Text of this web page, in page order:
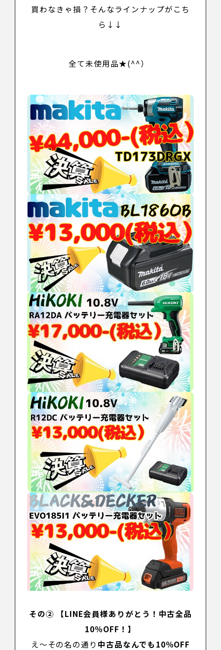
買わなきゃ損？そんなラインナップがこち
ら↓↓
全て未使用品★(^^）
その② 【LINE会員様ありがとう！中古全品
10％OFF！】
え～その名の通り 中古品なんでも10％OFF